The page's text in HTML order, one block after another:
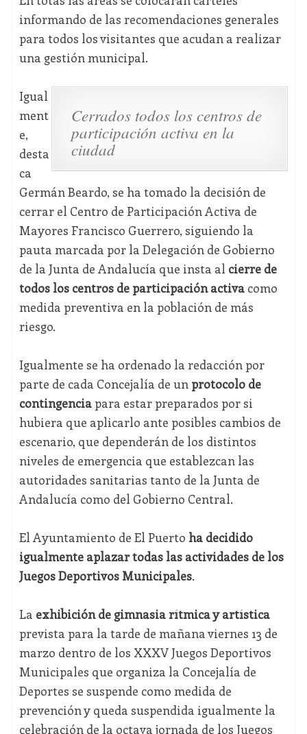
informando de las recomendaciones generales
para todos los visitantes que acudan a realizar
una gestión municipal.
Cerrados todos los centros de
participación activa en la
ciudad
Igual
ment
e,
desta
ca
Germán Beardo, se ha tomado la decisión de
cerrar el Centro de Participación Activa de
Mayores Francisco Guerrero, siguiendo la
pauta marcada por la Delegación de Gobierno
de la Junta de Andalucía que insta al cierre de
todos los centros de participación activacomo
medida preventiva en la población de más
riesgo.
Igualmente se ha ordenado la redacción por
parte de cada Concejalía de un protocolo de
contingenciapara estar preparados por si
hubiera que aplicarlo ante posibles cambios de
escenario, que dependerán de los distintos
niveles de emergencia que establezcan las
autoridades sanitarias tanto de la Junta de
Andalucía como del Gobierno Central.
El Ayuntamiento de El Puerto ha decidido
igualmente aplazar todas las actividades de los
Juegos Deportivos Municipales.
La exhibición de gimnasia rítmica y artística
prevista para la tarde de mañana viernes 13 de
marzo dentro de los XXXV Juegos Deportivos
Municipales que organiza la Concejalía de
Deportes se suspende como medida de
prevención y queda suspendida igualmente la
celebración de la octava jornada de los Juegos